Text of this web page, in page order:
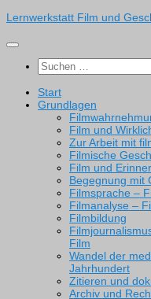
Zum
springen
Lernwerkstatt Film und
Suchen
nach:
Start
Grundlagen
Film und
Zur Arbeit mit
Filmische
Film und
Begegnung mit
Filmsprache –
Filmanalyse –
Filmbildung
Film
Wandel der
Jahrhundert
Zitieren und
Archiv und